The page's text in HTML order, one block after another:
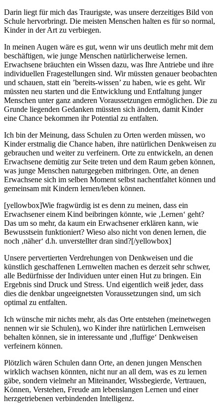
Darin liegt für mich das Traurigste, was unsere derzeitiges Bild von
Schule hervorbringt. Die meisten Menschen halten es für so normal,
Kinder in der Art zu verbiegen.
In meinen Augen wäre es gut, wenn wir uns deutlich mehr mit dem
beschäftigen, wie junge Menschen natürlicherweise lernen.
Erwachsene bräuchten ein Wissen dazu, was Ihre Antriebe und ihre
individuellen Fragestellungen sind. Wir müssten genauer beobachten
und schauen, statt ein ’bereits-wissen’ zu haben, wie es geht. Wir
müssten neu starten und die Entwicklung und Entfaltung junger
Menschen unter ganz anderen Voraussetzungen ermöglichen. Die zu
Grunde liegenden Gedanken müssten sich ändern, damit Kinder
eine Chance bekommen ihr Potential zu entfalten.
Ich bin der Meinung, dass Schulen zu Orten werden müssen, wo
Kinder erstmalig die Chance haben, ihre natürlichen Denkweisen zu
gebrauchen und weiter zu verfeinern. Orte zu entwickeln, an denen
Erwachsene demütig zur Seite treten und dem Raum geben können,
was junge Menschen naturgegeben mitbringen. Orte, an denen
Erwachsene sich im selben Moment selbst nachentfaltet können und
gemeinsam mit Kindern lernen/leben können.
[yellowbox]Wie fragwürdig ist es denn zu meinen, dass ein
Erwachsener einem Kind beibringen könnte, wie ‚Lernen‘ geht?
Das um so mehr, da kaum ein Erwachsener erklären kann, wie
Bewusstsein funktioniert? Wieso also nicht von denen lernen, die
noch ‚näher‘ d.h. unverstellter dran sind?[/yellowbox]
Unsere pervertierten Verdrehungen von Denkweisen und die
künstlich geschaffenen Lernwelten machen es derzeit sehr schwer,
alle Bedürfnisse der Individuen unter einen Hut zu bringen. Ein
Ergebnis sind Druck und Stress. Und eigentlich weiß jeder, dass
dies die denkbar ungeeignetsten Voraussetzungen sind, um sich
optimal zu entfalten.
Ich wünsche mir nichts mehr, als das Orte entstehen (meinetwegen
nennen wir sie Schulen), wo Kinder ihre natürlichen Lernweisen
behalten können, sie in interessante und ‚fluffige‘ Denkweisen
verfeinern können.
Plötzlich wären Schulen dann Orte, an denen jungen Menschen
wirklich wachsen könnten, nicht nur an all dem, was es zu lernen
gäbe, sondern vielmehr an Miteinander, Wissbegierde, Vertrauen,
Können, Verstehen, Freude am lebenslangen Lernen und einer
herzgetriebenen verbindenden Intelligenz.